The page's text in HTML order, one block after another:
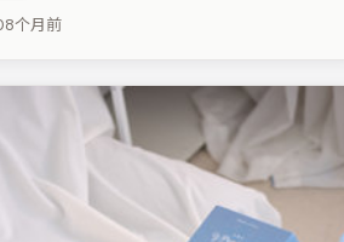
欢抠台词与伏笔的观众。若你偏爱强类型与清
个月前